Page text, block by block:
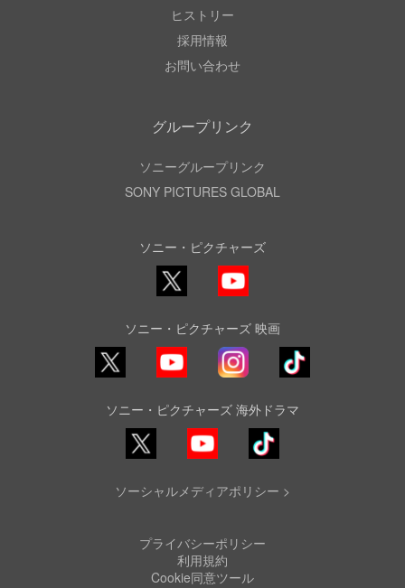
ヒストリー
採用情報
お問い合わせ
グループリンク
ソニーグループリンク
SONY PICTURES GLOBAL
ソニー・ピクチャーズ
ソニー・ピクチャーズ 映画
ソニー・ピクチャーズ 海外ドラマ
ソーシャルメディアポリシー >
プライバシーポリシー
利用規約
Cookie同意ツール